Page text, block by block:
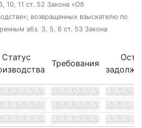
10, 11 ст. 52 Закона «Об
возвращенных взыскателю по
абз. 3, 5, 6 ст. 53 Закона
Статус
Требования